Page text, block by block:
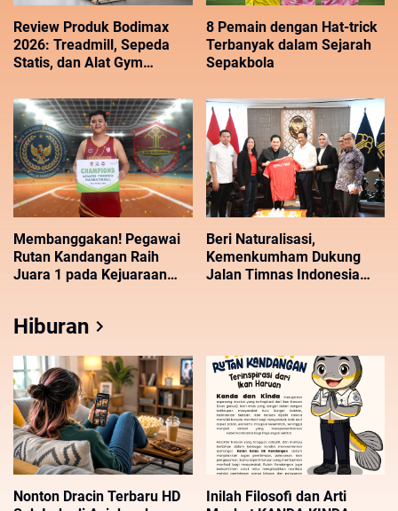
Review Produk Bodimax
2026: Treadmill, Sepeda
Statis, dan Alat Gym
8 Pemain dengan Hat-trick
Terbanyak dalam Sejarah
Sepakbola
Membanggakan! Pegawai
Rutan Kandangan Raih
Juara 1 pada Kejuaraan
Beri Naturalisasi,
Kemenkumham Dukung
Jalan Timnas Indonesia
Hiburan
Nonton Dracin Terbaru HD
Inilah Filosofi dan Arti